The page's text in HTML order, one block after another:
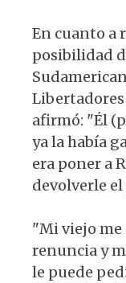
En cuanto a
posibilidad
Libertadores
afirmó: "Él
ya la había
era poner a
devolverle
"Mi viejo me
renuncia y
le puede